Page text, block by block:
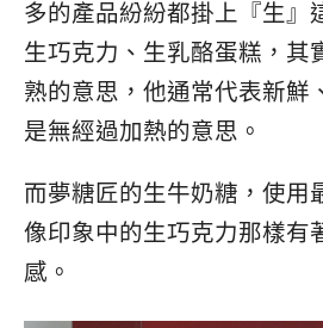
多的產品紛紛都掛上『生』
生巧克力、生乳酪蛋糕，其
熟的意思，他通常代表新鮮
是無經過加熱的意思。
而夢糖匠的生牛奶糖，使用
像印象中的生巧克力那樣有
感。